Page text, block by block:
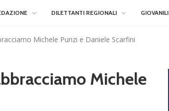
DILETTANTI REGIONALI GIOVANILI
Michele Punzi e Daniele Scarfini
Michele